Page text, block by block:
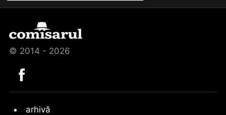
© 2014 - 2026
arhivă